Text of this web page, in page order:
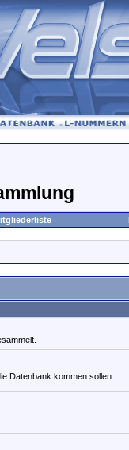
Datenbank kommen sollen.